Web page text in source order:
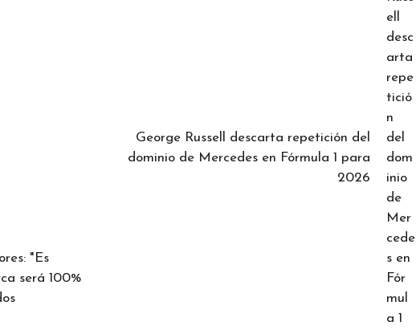
"Es
será 100%
George Russell descarta repetición del
dominio de Mercedes en Fórmula 1 para
2026